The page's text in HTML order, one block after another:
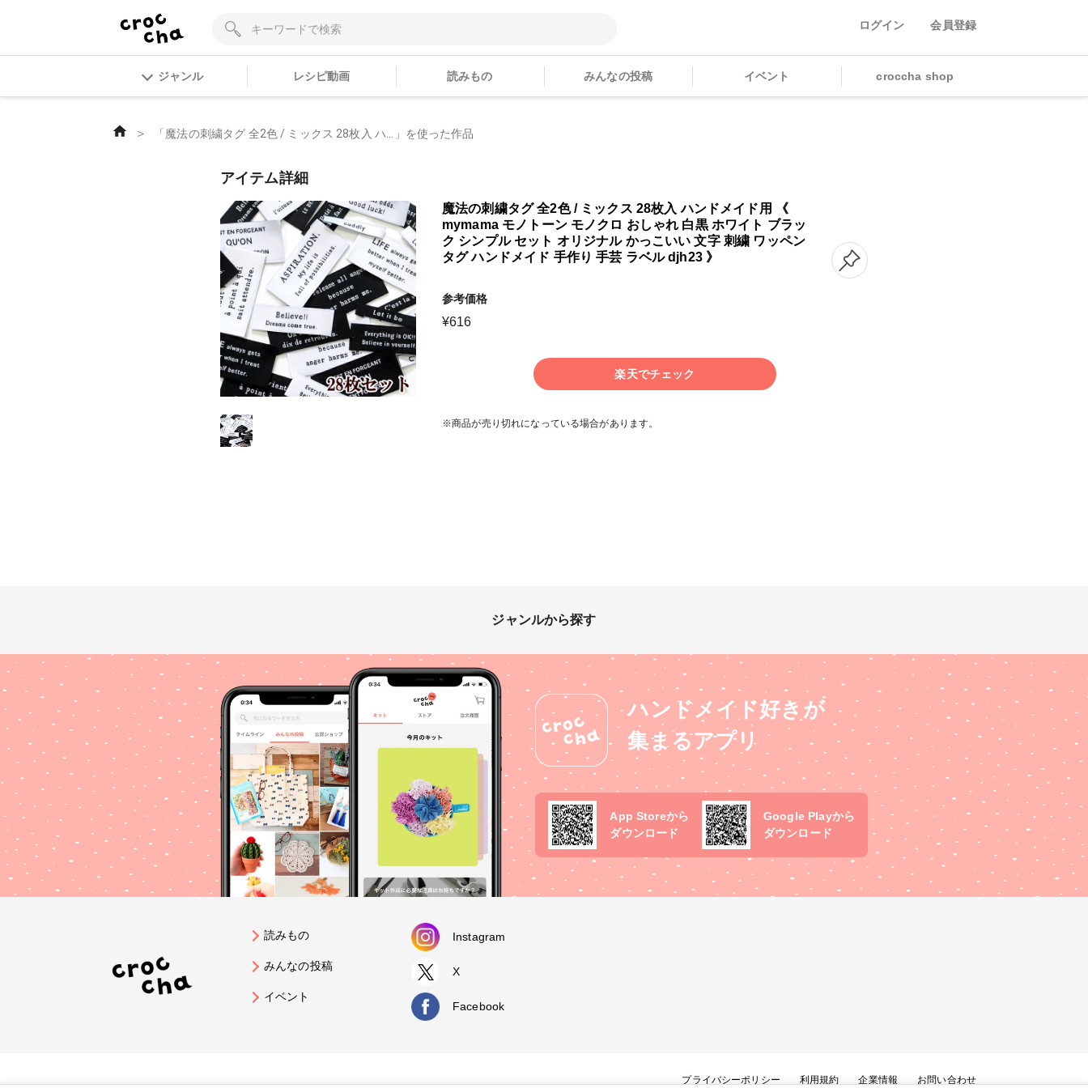
ログイン 会員登録
ジャンル レシピ動画 読みもの みんなの投稿 イベント croccha shop
＞ 「魔法の刺繍タグ 全2色 / ミックス 28枚入 ハ...」を使った作品
アイテム詳細
魔法の刺繍タグ 全2色 / ミックス 28枚入 ハンドメイド用 《
mymama モノトーン モノクロ おしゃれ 白黒 ホワイト ブラッ
ク シンプル セット オリジナル かっこいい 文字 刺繍 ワッペン
タグ ハンドメイド 手作り 手芸 ラベル djh23 》
参考価格
¥616
楽天でチェック
※商品が売り切れになっている場合があります。
ジャンルから探す
ハンドメイド好きが
集まるアプリ
App Storeから
ダウンロード
Google Playから
ダウンロード
読みもの
みんなの投稿
イベント
Instagram
X
Facebook
プライバシーポリシー 利用規約 企業情報 お問い合わせ